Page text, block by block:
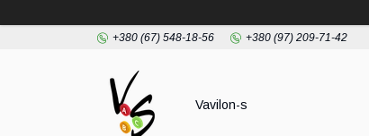
+380 (67) 548-18-56 +380 (97) 209-71-42
Vavilon-s